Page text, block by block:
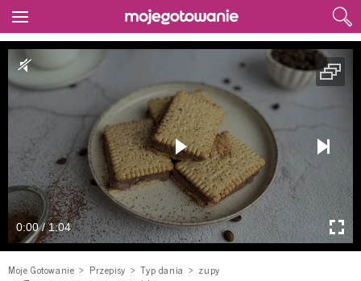
0:00 / 1:04
Moje Gotowanie Przepisy Typ dania
zupy